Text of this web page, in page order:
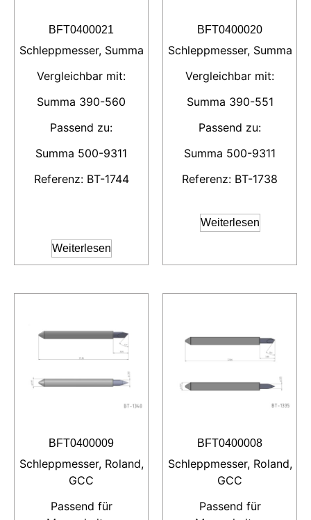
BFT0400021
Schleppmesser, Summa
Vergleichbar mit:
Summa 390-560
Passend zu:
Summa 500-9311
Referenz: BT-1744
Weiterlesen
BFT0400020
Schleppmesser, Summa
Vergleichbar mit:
Summa 390-551
Passend zu:
Summa 500-9311
Referenz: BT-1738
Weiterlesen
BFT0400009
Schleppmesser, Roland,
GCC
Passend für
BFT0400008
Schleppmesser, Roland,
GCC
Passend für